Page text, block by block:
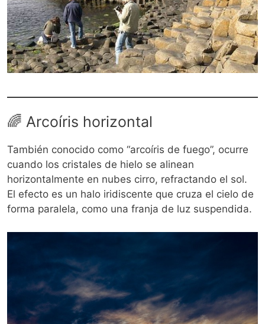
🌈 Arcoíris horizontal
También conocido como “arcoíris de fuego”, ocurre
cuando los cristales de hielo se alinean
horizontalmente en nubes cirro, refractando el sol.
El efecto es un halo iridiscente que cruza el cielo de
forma paralela, como una franja de luz suspendida.